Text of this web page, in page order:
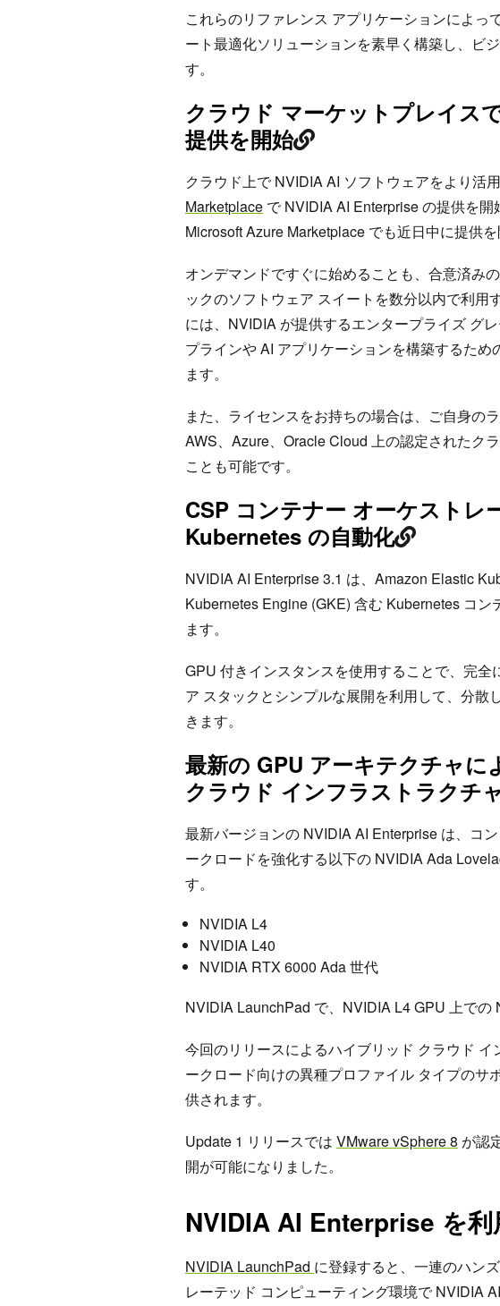
これらのリファレンス アプリケーションによ
ート最適化ソリューションを素早く構築し、ビ
す。
クラウド マーケットプレイス
提供を開始
クラウド上で NVIDIA AI ソフトウェアをより活
Marketplace で NVIDIA AI Enterprise の提供を
Microsoft Azure Marketplace でも近日中に提供を
オンデマンドですぐに始めることも、合意済み
ックのソフトウェア スイートを数分以内で利
には、NVIDIA が提供するエンタープライズ グ
プラインや AI アプリケーションを構築するた
ます。
また、ライセンスをお持ちの場合は、ご自身の
AWS、Azure、Oracle Cloud 上の認定されたク
ことも可能です。
CSP コンテナー オーケストレ
Kubernetes の自動化
NVIDIA AI Enterprise 3.1 は、Amazon Elastic
Kubernetes Engine (GKE) 含む Kubernetes コ
ます。
GPU 付きインスタンスを使用することで、完
ア スタックとシンプルな展開を利用して、分散
きます。
最新の GPU アーキテクチャに
クラウド インフラストラクチ
最新バージョンの NVIDIA AI Enterprise は、コ
ークロードを強化する以下の NVIDIA Ada
す。
NVIDIA L4
NVIDIA L40
NVIDIA RTX 6000 Ada 世代
NVIDIA LaunchPad で、NVIDIA L4 GPU 上での
今回のリリースによるハイブリッド クラウド
ークロード向けの異種プロファイル タイプのサ
供されます。
Update 1 リリースでは VMware vSphere 8 が認
開が可能になりました。
NVIDIA AI Enterprise を利
NVIDIA LaunchPad に登録すると、一連のハン
レーテッド コンピューティング環境で NVIDIA